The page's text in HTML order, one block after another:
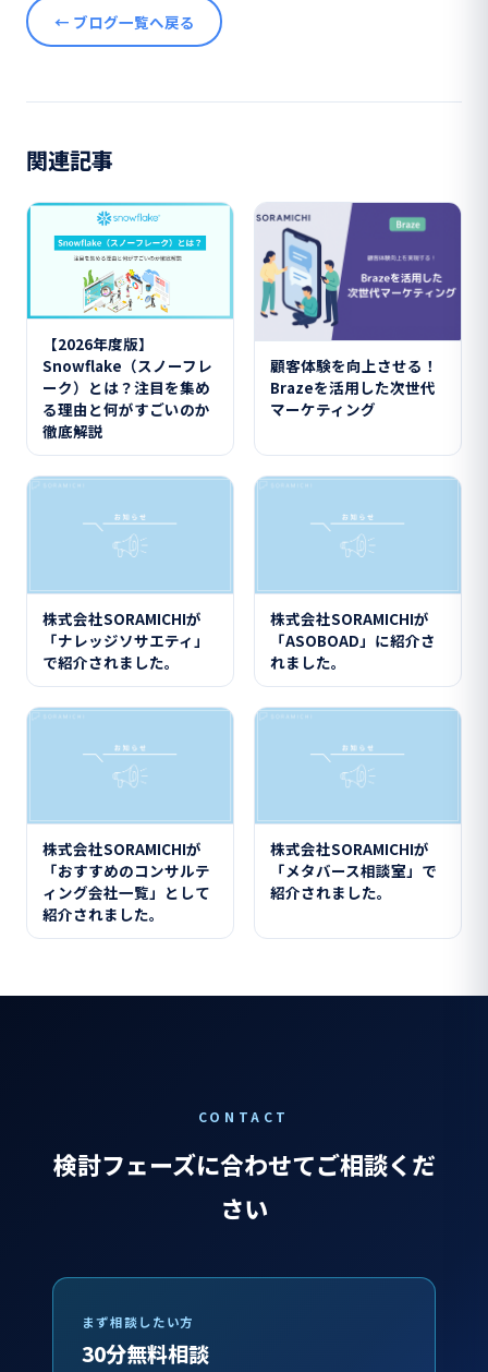
← ブログ一覧へ戻る
関連記事
【2026年度版】
Snowflake（スノーフレ
ーク）とは？注目を集め
る理由と何がすごいのか
徹底解説
顧客体験を向上させる！
Brazeを活用した次世代
マーケティング
株式会社SORAMICHIが
「ナレッジソサエティ」
で紹介されました。
株式会社SORAMICHIが
「ASOBOAD」に紹介さ
れました。
株式会社SORAMICHIが
「おすすめのコンサルテ
ィング会社一覧」として
紹介されました。
株式会社SORAMICHIが
「メタバース相談室」で
紹介されました。
CONTACT
検討フェーズに合わせてご相談くだ
さい
まず相談したい方
30分無料相談